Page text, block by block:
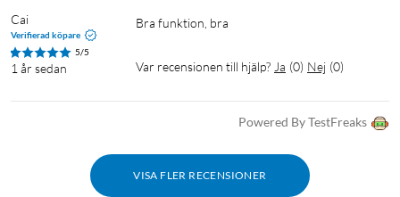
Cai
Verifierad köpare
5/5
1 år sedan
Bra funktion, bra
Var recensionen till hjälp? Ja (0) Nej (0)
Powered By TestFreaks
VISA FLER RECENSIONER